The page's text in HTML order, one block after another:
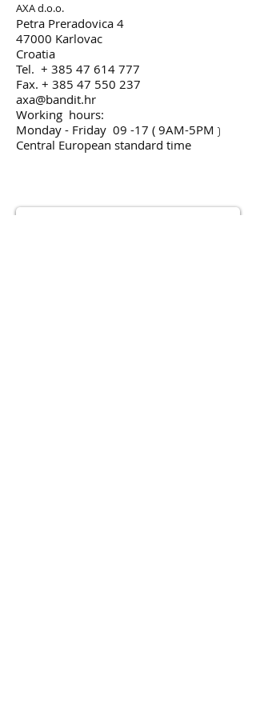
AXA d.o.o.
​Petra Preradovica 4
47000 Karlovac
Croatia
Tel. + 385 47 614 777
Fax. + 385 47 550 237
axa@bandit.hr
Working hours:
Monday - Friday 09 -17 ( 9AM-5PM )
Central European standard time